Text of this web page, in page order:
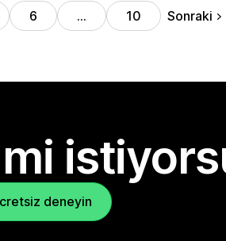
6 … 10 Sonraki
deneyin